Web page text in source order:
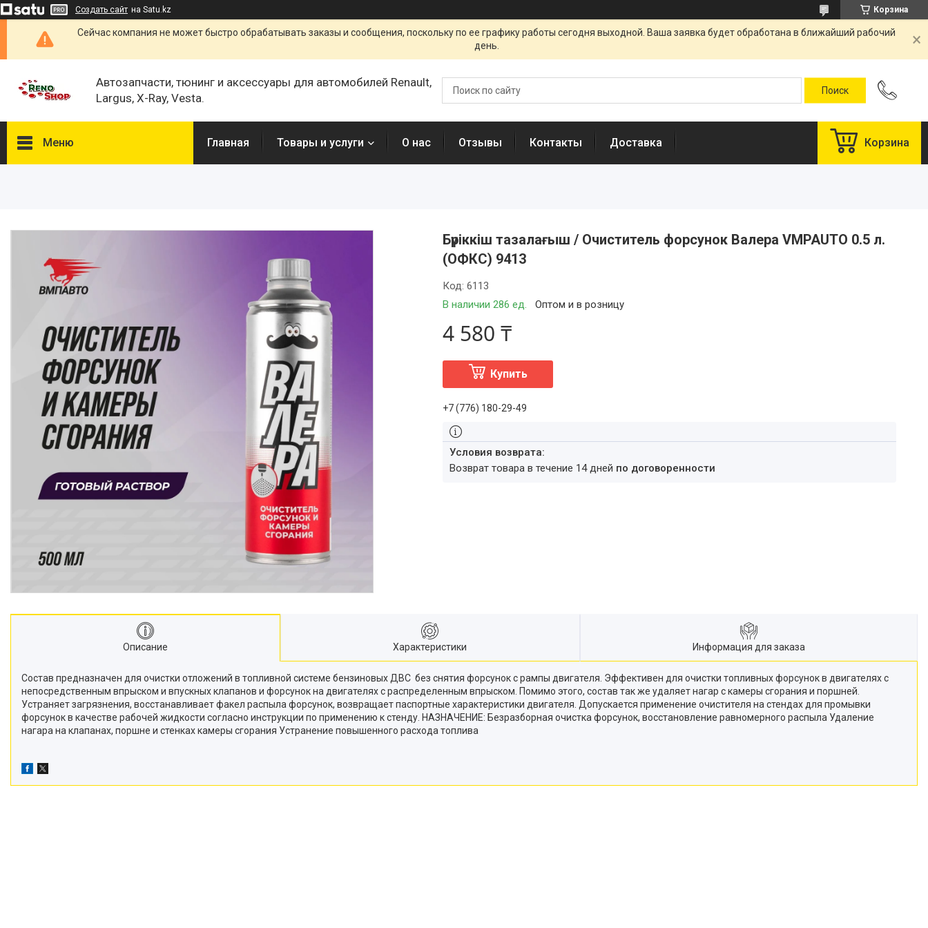
Создать сайт на Satu.kz Корзина
Сейчас компания не может быстро обрабатывать заказы и сообщения, поскольку по ее графику работы сегодня выходной. Ваша заявка будет обработана в ближайший рабочий
день.
Автозапчасти, тюнинг и аксессуары для автомобилей Renault,
Largus, X-Ray, Vesta.
Меню Главная Товары и услуги О нас Отзывы Контакты Доставка Корзина
Бүріккіш тазалағыш / Очиститель форсунок Валера VMPAUTO 0.5 л.
(ОФКС) 9413
В наличии 286 ед. Оптом и в розницу
Код:6113
4 580 ₸
Купить
+7 (776) 180-29-49
возврат товара в течение 14 дней по договоренности
Описание Характеристики Информация для заказа
Состав предназначен для очистки отложений в топливной системе бензиновых ДВС без снятия форсунок с рампы двигателя. Эффективен для очистки топливных форсунок в двигателях с
непосредственным впрыском и впускных клапанов и форсунок на двигателях с распределенным впрыском. Помимо этого, состав так же удаляет нагар с камеры сгорания и поршней.
Устраняет загрязнения, восстанавливает факел распыла форсунок, возвращает паспортные характеристики двигателя. Допускается применение очистителя на стендах для промывки
форсунок в качестве рабочей жидкости согласно инструкции по применению к стенду. НАЗНАЧЕНИЕ: Безразборная очистка форсунок, восстановление равномерного распыла Удаление
нагара на клапанах, поршне и стенках камеры сгорания Устранение повышенного расхода топлива